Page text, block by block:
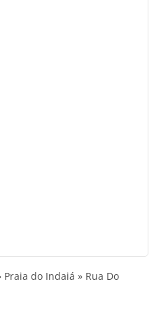
Praia do Indaiá » Rua Do